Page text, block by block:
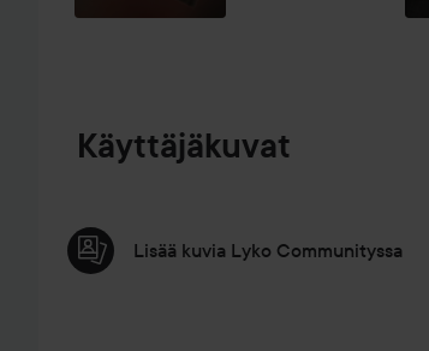
Käyttäjäkuvat
Lisää kuvia Lyko Communityssa